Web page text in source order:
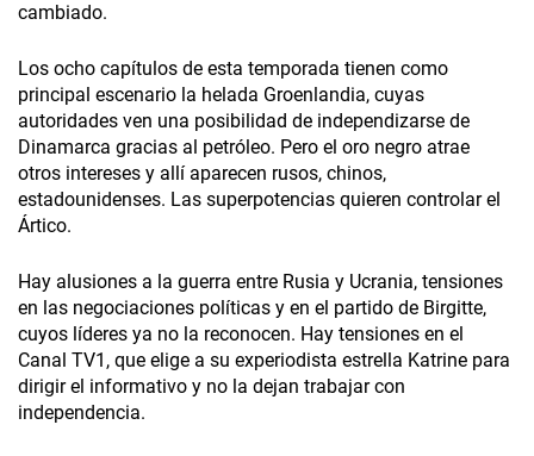
cambiado.
Los ocho capítulos de esta temporada tienen como
principal escenario la helada Groenlandia, cuyas
autoridades ven una posibilidad de independizarse de
Dinamarca gracias al petróleo. Pero el oro negro atrae
otros intereses y allí aparecen rusos, chinos,
estadounidenses. Las superpotencias quieren controlar el
Ártico.
Hay alusiones a la guerra entre Rusia y Ucrania, tensiones
en las negociaciones políticas y en el partido de Birgitte,
cuyos líderes ya no la reconocen. Hay tensiones en el
Canal TV1, que elige a su experiodista estrella Katrine para
dirigir el informativo y no la dejan trabajar con
independencia.